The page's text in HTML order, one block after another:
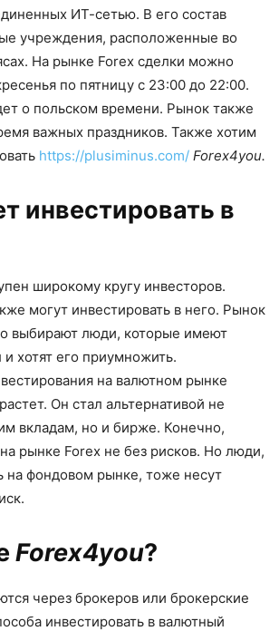
ИТ-сетью. В его состав
учреждения, расположенные во
На рынке Forex сделки можно
по пятницу с 23:00 до 22:00.
о польском времени. Рынок также
важных праздников. Также хотим
https://plusiminus.com/ Forex4you.
инвестировать в
широкому кругу инвесторов.
могут инвестировать в него. Рынок
выбирают люди, которые имеют
хотят его приумножить.
на валютном рынке
Он стал альтернативой не
вкладам, но и бирже. Конечно,
рынке Forex не без рисков. Но люди,
на фондовом рынке, тоже несут
Forex4you?
через брокеров или брокерские
инвестировать в валютный